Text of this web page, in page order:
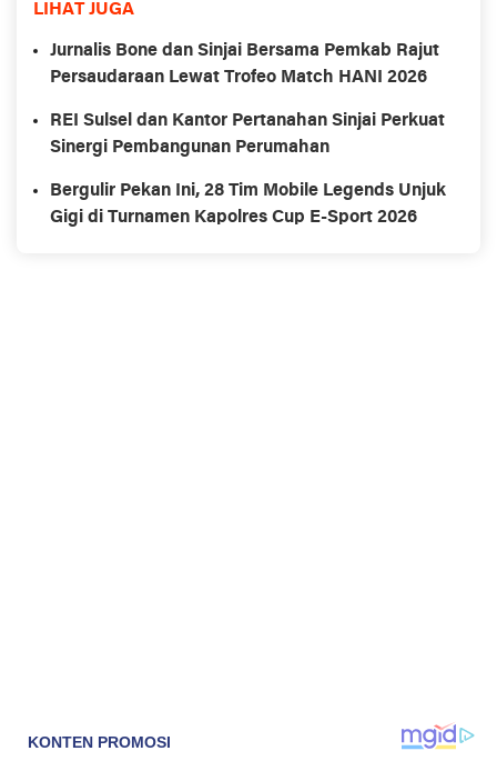
LIHAT JUGA
Jurnalis Bone dan Sinjai Bersama Pemkab Rajut
Persaudaraan Lewat Trofeo Match HANI 2026
REI Sulsel dan Kantor Pertanahan Sinjai Perkuat
Sinergi Pembangunan Perumahan
Bergulir Pekan Ini, 28 Tim Mobile Legends Unjuk
Gigi di Turnamen Kapolres Cup E-Sport 2026